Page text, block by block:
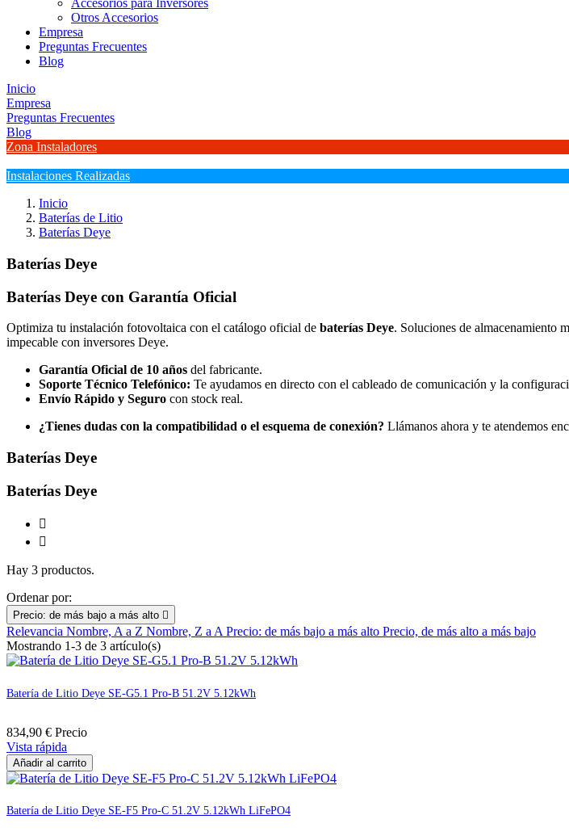
Accesorios para Inversores
Otros Accesorios
Empresa
Preguntas Frecuentes
Blog
Inicio
Empresa
Preguntas Frecuentes
Blog
Zona Instaladores
Instalaciones Realizadas
Inicio
Baterías de Litio
Baterías Deye
Baterías Deye
Baterías Deye con Garantía Oficial
Optimiza tu instalación fotovoltaica con el catálogo oficial de baterías Deye. Soluciones de almacenamiento
impecable con inversores Deye.
Garantía Oficial de 10 años del fabricante.
Soporte Técnico Telefónico: Te ayudamos en directo con el cableado de comunicación y la
Envío Rápido y Seguro con stock real.
¿Tienes dudas con la compatibilidad o el esquema de conexión? Llámanos ahora y te atendemos
Baterías Deye
Baterías Deye


Hay 3 productos.
Ordenar por:
Precio: de más bajo a más alto 
Relevancia Nombre, A a Z Nombre, Z a APrecio: de más bajo a más alto Precio, de más alto a más bajo
Mostrando 1-3 de 3 artículo(s)
Batería de Litio Deye SE-G5.1 Pro-B 51.2V 5.12kWh
834,90 € Precio
Vista rápida
Añadir al carrito
Batería de Litio Deye SE-F5 Pro-C 51.2V 5.12kWh LiFePO4